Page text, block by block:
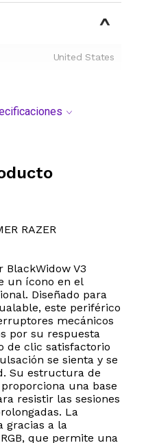
United States
RAZER
BlackWidow V3
un ícono en el
Diseñado para
este periférico
mecánicos
por su respuesta
de clic satisfactorio
se sienta y se
Su estructura de
una base
resistir las sesiones
La
gracias a la
que permite una